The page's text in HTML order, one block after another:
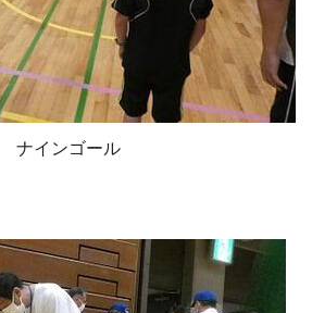
ナインゴール